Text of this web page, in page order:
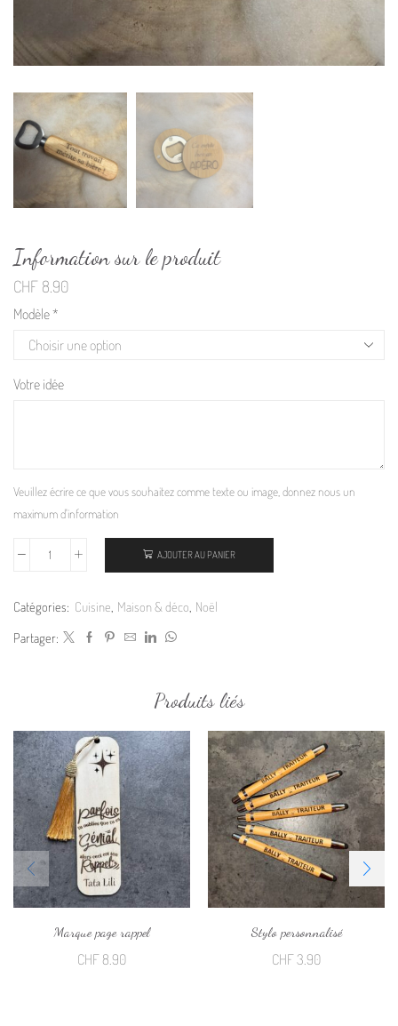
Information sur le produit
CHF 8.90
Modèle*
Votre idée
Veuillez écrire ce que vous souhaitez comme texte ou image, donnez nous un
maximum d'information
AJOUTER AU PANIER
Catégories: Cuisine Maison & déco Noël
Partager:
Produits liés
Marque page rappel
CHF 8.90
Stylo personnalisé
CHF3.90